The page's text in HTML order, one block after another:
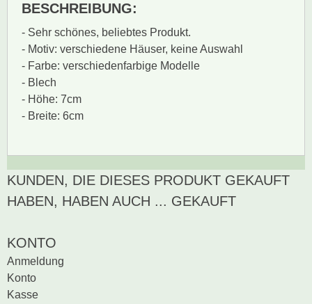
BESCHREIBUNG:
- Sehr schönes, beliebtes Produkt.
- Motiv: verschiedene Häuser, keine Auswahl
- Farbe: verschiedenfarbige Modelle
- Blech
- Höhe: 7cm
- Breite: 6cm
BEWERTUNG SCHREIBEN
Zur Zeit gibt es keine
Produktrezensionen.
KUNDEN, DIE DIESES PRODUKT GEKAUFT
HABEN, HABEN AUCH ... GEKAUFT
KONTO
Anmeldung
Konto
Kasse